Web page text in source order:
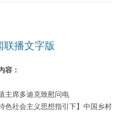
联播文字版
容：
主席多迪克致慰问电
色社会主义思想指引下】中国乡村